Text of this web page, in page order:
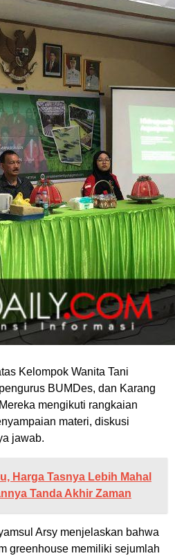
Kelompok Wanita Tani
BUMDes, dan Karang
mengikuti rangkaian
materi, diskusi
jawab.
Harga Tasnya Lebih Mahal
Tanda Akhir Zaman
Arsy menjelaskan bahwa
greenhouse memiliki sejumlah